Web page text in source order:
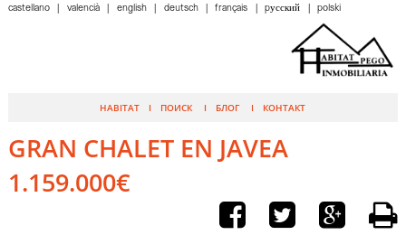
HABITAT ПОИСК БЛОГ КОНТАКТ
castellano valencià english deutsch français pусский polski
GRAN CHALET EN JAVEA
1.159.000€